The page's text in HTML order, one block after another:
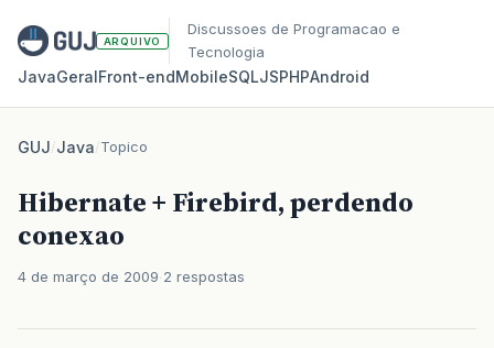
ARQUIVO
Discussoes de Programacao e
Tecnologia
JavaGeralFront‑endMobileSQLJSPHPAndroid
GUJ/Java/Topico
Hibernate + Firebird, perdendo
conexao
4 de março de 2009 2 respostas